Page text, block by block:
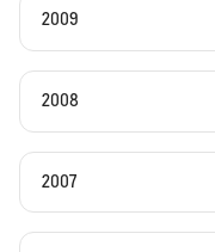
2009
2008
2007